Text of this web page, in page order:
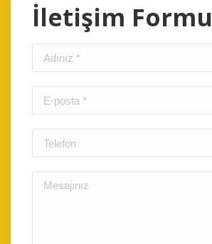
İletişim Formu